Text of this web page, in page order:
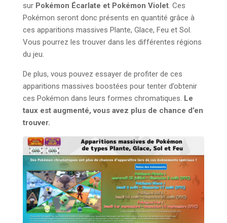
sur Pokémon Écarlate et Pokémon Violet. Ces
Pokémon seront donc présents en quantité grâce à
ces apparitions massives Plante, Glace, Feu et Sol.
Vous pourrez les trouver dans les différentes régions
du jeu.
De plus, vous pouvez essayer de profiter de ces
apparitions massives boostées pour tenter d’obtenir
ces Pokémon dans leurs formes chromatiques. Le
taux est augmenté, vous avez plus de chance d’en
trouver.